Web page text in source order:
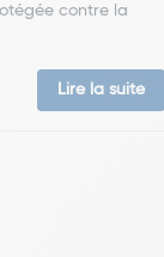
contre la
Lire la suite